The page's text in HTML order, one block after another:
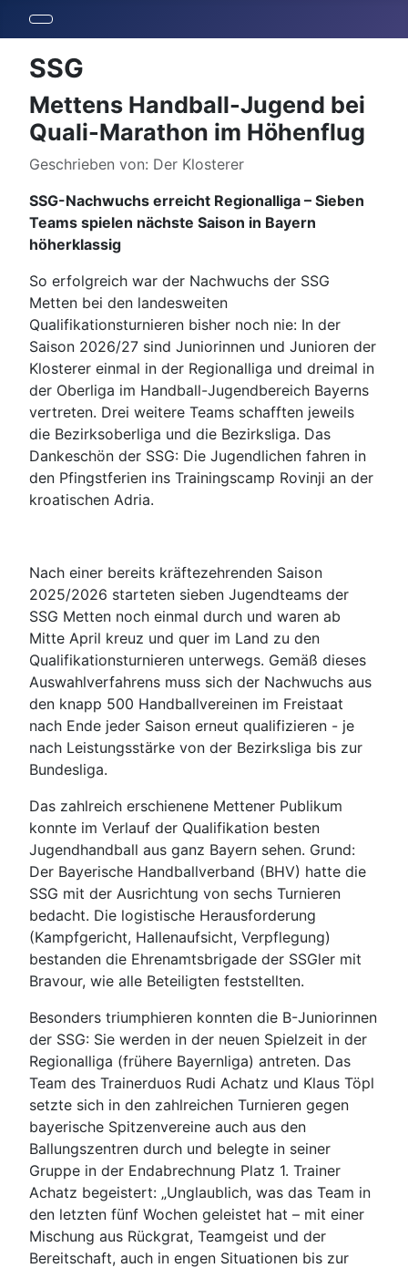
SSG
Mettens Handball-Jugend bei
Quali-Marathon im Höhenflug
Details
Geschrieben von: Der Klosterer
SSG-Nachwuchs erreicht Regionalliga – Sieben
Teams spielen nächste Saison in Bayern
höherklassig
So erfolgreich war der Nachwuchs der SSG
Metten bei den landesweiten
Qualifikationsturnieren bisher noch nie: In der
Saison 2026/27 sind Juniorinnen und Junioren der
Klosterer einmal in der Regionalliga und dreimal in
der Oberliga im Handball-Jugendbereich Bayerns
vertreten. Drei weitere Teams schafften jeweils
die Bezirksoberliga und die Bezirksliga. Das
Dankeschön der SSG: Die Jugendlichen fahren in
den Pfingstferien ins Trainingscamp Rovinji an der
kroatischen Adria.
Nach einer bereits kräftezehrenden Saison
2025/2026 starteten sieben Jugendteams der
SSG Metten noch einmal durch und waren ab
Mitte April kreuz und quer im Land zu den
Qualifikationsturnieren unterwegs. Gemäß dieses
Auswahlverfahrens muss sich der Nachwuchs aus
den knapp 500 Handballvereinen im Freistaat
nach Ende jeder Saison erneut qualifizieren - je
nach Leistungsstärke von der Bezirksliga bis zur
Bundesliga.
Das zahlreich erschienene Mettener Publikum
konnte im Verlauf der Qualifikation besten
Jugendhandball aus ganz Bayern sehen. Grund:
Der Bayerische Handballverband (BHV) hatte die
SSG mit der Ausrichtung von sechs Turnieren
bedacht. Die logistische Herausforderung
(Kampfgericht, Hallenaufsicht, Verpflegung)
bestanden die Ehrenamtsbrigade der SSGler mit
Bravour, wie alle Beteiligten feststellten.
Besonders triumphieren konnten die B-Juniorinnen
der SSG: Sie werden in der neuen Spielzeit in der
Regionalliga (frühere Bayernliga) antreten. Das
Team des Trainerduos Rudi Achatz und Klaus Töpl
setzte sich in den zahlreichen Turnieren gegen
bayerische Spitzenvereine auch aus den
Ballungszentren durch und belegte in seiner
Gruppe in der Endabrechnung Platz 1. Trainer
Achatz begeistert: „Unglaublich, was das Team in
den letzten fünf Wochen geleistet hat – mit einer
Mischung aus Rückgrat, Teamgeist und der
Bereitschaft, auch in engen Situationen bis zur